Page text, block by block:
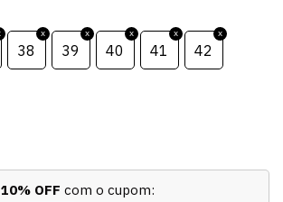
38 39 40 41 42
10% OFF com o cupom: